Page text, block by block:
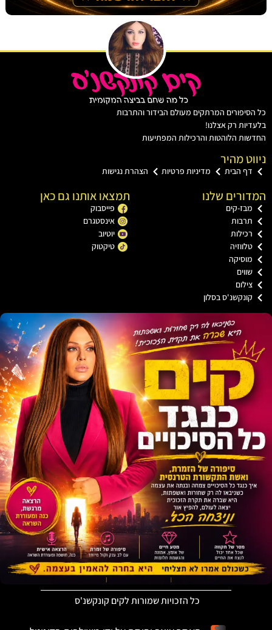
המרתקים מעולם הבידור והתרבות
רק אצלנו!
הלוהטות והרכילות המפתיעות
מהיר
הבית מדיניות פרטיות הצהרת נגישות
שלנו
קים
בסלון
תמצאו אותנו גם כאן
פייסבוק
אינסטגרם
יוטיוב
טיקטוק
כל הזכויות שמורות לקים קונקשנ'ס